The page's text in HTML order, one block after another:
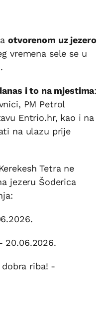
otvorenom uz jezero
vremena sele se u
i to na mjestima:
PM Petrol
Entrio.hr, kao i na
na ulazu prije
Tetra ne
jezeru Šoderica
20.06.2026.
riba! -